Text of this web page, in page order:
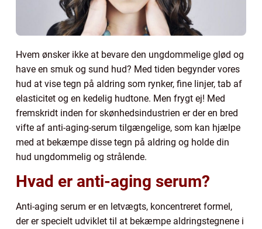
Hvem ønsker ikke at bevare den ungdommelige glød og
have en smuk og sund hud? Med tiden begynder vores
hud at vise tegn på aldring som rynker, fine linjer, tab af
elasticitet og en kedelig hudtone. Men frygt ej! Med
fremskridt inden for skønhedsindustrien er der en bred
vifte af anti-aging-serum tilgængelige, som kan hjælpe
med at bekæmpe disse tegn på aldring og holde din
hud ungdommelig og strålende.
Hvad er anti-aging serum?
Anti-aging serum er en letvægts, koncentreret formel,
der er specielt udviklet til at bekæmpe aldringstegnene i